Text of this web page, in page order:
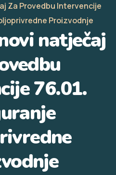
Za Provedbu Intervencije
Proizvodnje
natječaj
76.01.